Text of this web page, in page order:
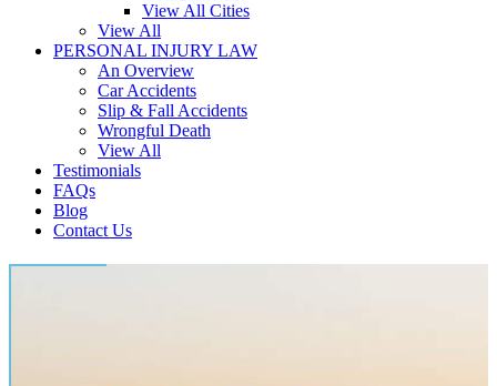
View All Cities
View All
PERSONAL INJURY LAW
An Overview
Car Accidents
Slip & Fall Accidents
Wrongful Death
View All
Testimonials
FAQs
Blog
Contact Us